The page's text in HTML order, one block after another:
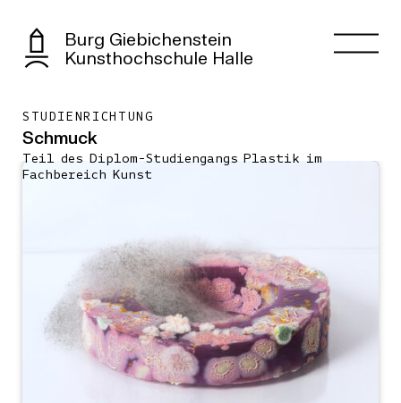
Burg Giebichenstein
Kunsthochschule Halle
STUDIENRICHTUNG
Schmuck
Teil des Diplom-Studiengangs Plastik im
Fachbereich Kunst